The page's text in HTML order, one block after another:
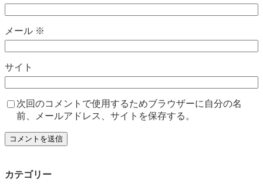
メール ※
サイト
次回のコメントで使用するためブラウザーに自分の名
前、メールアドレス、サイトを保存する。
カテゴリー